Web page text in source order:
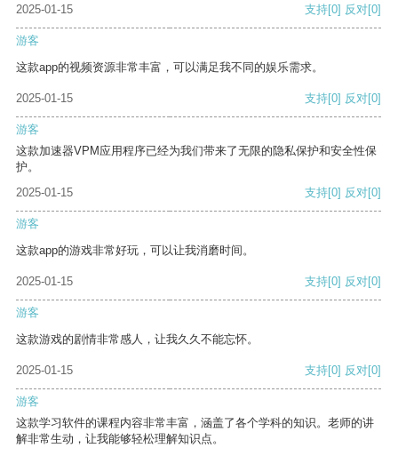
2025-01-15
支持[0] 反对[0]
游客
这款app的视频资源非常丰富，可以满足我不同的娱乐需求。
2025-01-15 支持[0] 反对[0]
游客
这款加速器VPM应用程序已经为我们带来了无限的隐私保护和安全性保
护。
2025-01-15
支持[0] 反对[0]
游客
这款app的游戏非常好玩，可以让我消磨时间。
2025-01-15 支持[0] 反对[0]
游客
这款游戏的剧情非常感人，让我久久不能忘怀。
2025-01-15 支持[0] 反对[0]
游客
这款学习软件的课程内容非常丰富，涵盖了各个学科的知识。老师的讲
解非常生动，让我能够轻松理解知识点。